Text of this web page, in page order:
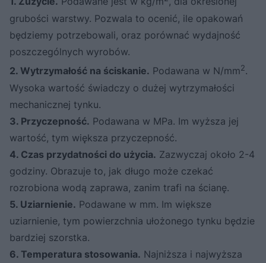
grubości warstwy. Pozwala to ocenić, ile opakowań
będziemy potrzebowali, oraz porównać wydajność
poszczególnych wyrobów.
2. Wytrzymałość na ściskanie. Podawana w N/mm2.
Wysoka wartość świadczy o dużej wytrzymałości
mechanicznej tynku.
3. Przyczepność. Podawana w MPa. Im wyższa jej
wartość, tym większa przyczepność.
4. Czas przydatności do użycia. Zazwyczaj około 2-4
godziny. Obrazuje to, jak długo może czekać
rozrobiona wodą zaprawa, zanim trafi na ścianę.
5. Uziarnienie. Podawane w mm. Im większe
uziarnienie, tym powierzchnia ułożonego tynku będzie
bardziej szorstka.
6. Temperatura stosowania. Najniższa i najwyższa